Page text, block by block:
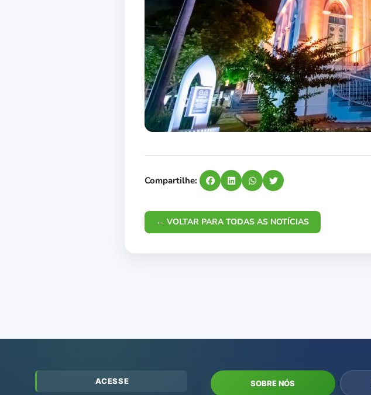
Compartilhe:
← VOLTAR PARA TODAS AS NOTÍCIAS
ACESSE SOBRE NÓS